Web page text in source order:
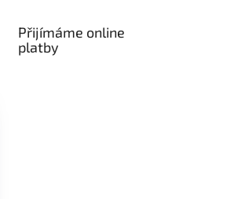
Přijímáme online
platby